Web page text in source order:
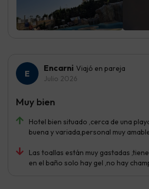
Encarni Viajó en pareja
Julio 2026
Hotel bien situado ,cerca de una
buena y variada,personal muy
Las toallas están muy gastadas
en el baño solo hay gel ,no hay
Muy bien